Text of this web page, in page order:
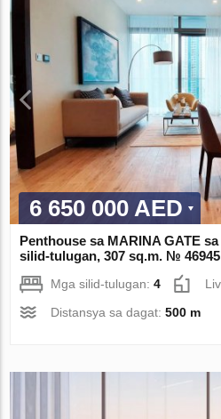
6 650 000 AED
Penthouse sa MARINA GATE
silid-tulugan, 307 sq.m. № 46945
Mga silid-tulugan:4
Distansya sa dagat:500 m